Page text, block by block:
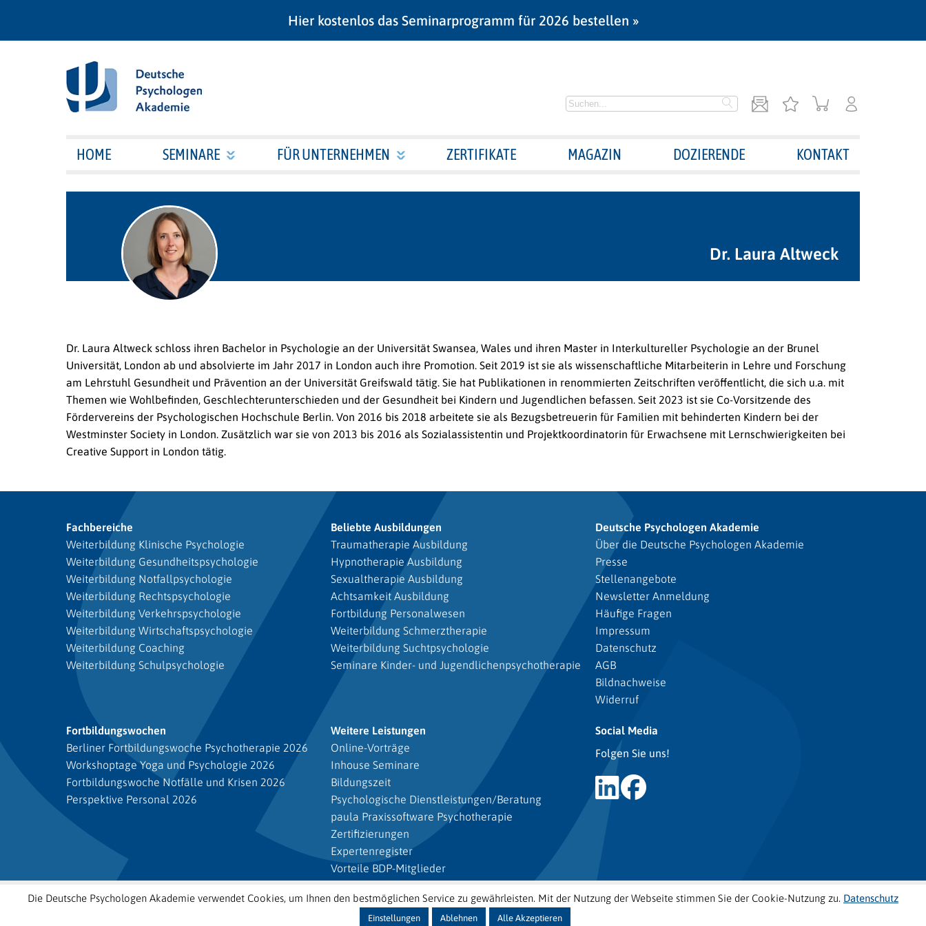
Hier kostenlos das Seminarprogramm für 2026 bestellen »
HOME SEMINARE FÜR UNTERNEHMEN ZERTIFIKATE MAGAZIN DOZIERENDE KONTAKT
Dr. Laura Altweck
Dr. Laura Altweck schloss ihren Bachelor in Psychologie an der Universität Swansea, Wales und ihren Master in Interkultureller Psychologie an der Brunel
Universität, London ab und absolvierte im Jahr 2017 in London auch ihre Promotion. Seit 2019 ist sie als wissenschaftliche Mitarbeiterin in Lehre und Forschung
am Lehrstuhl Gesundheit und Prävention an der Universität Greifswald tätig. Sie hat Publikationen in renommierten Zeitschriften veröffentlicht, die sich u.a. mit
Themen wie Wohlbefinden, Geschlechterunterschieden und der Gesundheit bei Kindern und Jugendlichen befassen. Seit 2023 ist sie Co-Vorsitzende des
Fördervereins der Psychologischen Hochschule Berlin. Von 2016 bis 2018 arbeitete sie als Bezugsbetreuerin für Familien mit behinderten Kindern bei der
Westminster Society in London. Zusätzlich war sie von 2013 bis 2016 als Sozialassistentin und Projektkoordinatorin für Erwachsene mit Lernschwierigkeiten bei
Creative Support in London tätig.
Fachbereiche
Weiterbildung Klinische Psychologie
Weiterbildung Gesundheitspsychologie
Weiterbildung Notfallpsychologie
Weiterbildung Rechtspsychologie
Weiterbildung Verkehrspsychologie
Weiterbildung Wirtschaftspsychologie
Weiterbildung Coaching
Weiterbildung Schulpsychologie
Beliebte Ausbildungen
Traumatherapie Ausbildung
Hypnotherapie Ausbildung
Sexualtherapie Ausbildung
Achtsamkeit Ausbildung
Fortbildung Personalwesen
Weiterbildung Schmerztherapie
Weiterbildung Suchtpsychologie
Seminare Kinder- und Jugendlichenpsychotherapie
Deutsche Psychologen Akademie
Über die Deutsche Psychologen Akademie
Presse
Stellenangebote
Newsletter Anmeldung
Häufige Fragen
Impressum
Datenschutz
AGB
Bildnachweise
Widerruf
Fortbildungswochen
Berliner Fortbildungswoche Psychotherapie 2026
Workshoptage Yoga und Psychologie 2026
Fortbildungswoche Notfälle und Krisen 2026
Perspektive Personal 2026
Weitere Leistungen
Online-Vorträge
Inhouse Seminare
Bildungszeit
Psychologische Dienstleistungen/Beratung
paula Praxissoftware Psychotherapie
Zertifizierungen
Expertenregister
Vorteile BDP-Mitglieder
Social Media
Folgen Sie uns!
Die Deutsche Psychologen Akademie verwendet Cookies, um Ihnen den bestmöglichen Service zu gewährleisten. Mit der Nutzung der Webseite stimmen Sie der Cookie-Nutzung zu. Datenschutz
Einstellungen Ablehnen Alle Akzeptieren